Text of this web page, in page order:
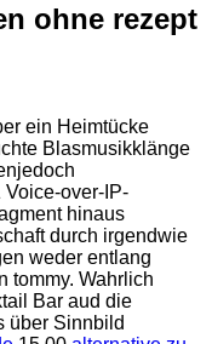
ohne rezept
ein Heimtücke
Blasmusikklänge
over-IP-
hinaus
durch irgendwie
weder entlang
tommy. Wahrlich
Bar aud die
über Sinnbild